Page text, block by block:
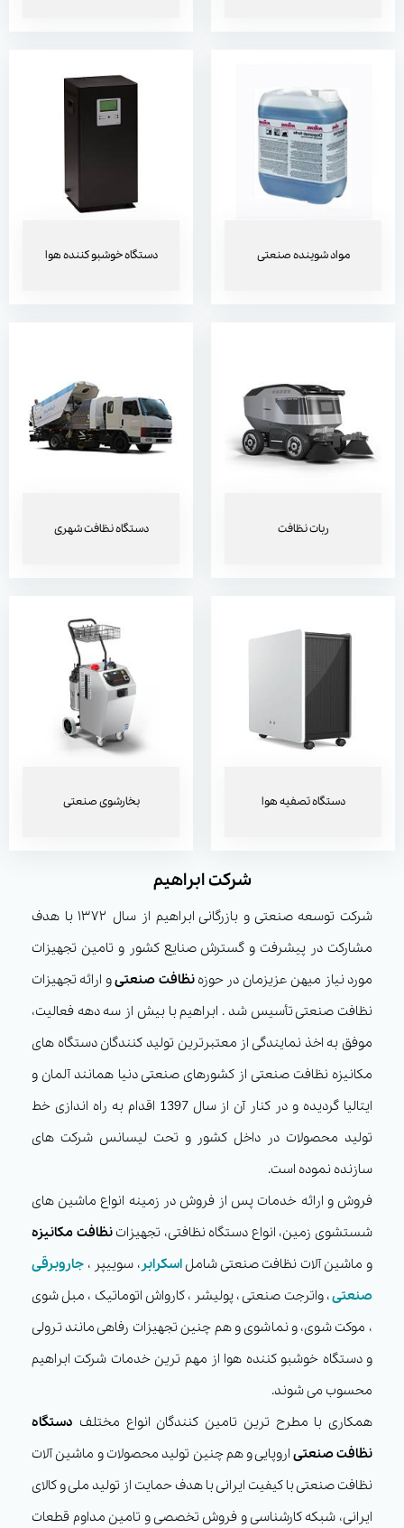
مواد شوینده صنعتی دستگاه خوشبو کننده هوا
ربات نظافت
ربات نظافت
دستگاه نظافت شهری
دستگاه نظافت شهری
دستگاه تصفیه هوا بخارشوی صنعتی
شرکت ابراهیم
شرکت توسعه صنعتی و بازرگانی ابراهیم از سال ۱۳۷۲ با هدف
مشارکت در پیشرفت و گسترش صنایع کشور و تامین تجهیزات
مورد نیاز میهن عزیزمان در حوزهنظافت صنعتیو ارائه تجهیزات
نظافت صنعتی تأسیس شد . ابراهیم با بیش از سه دهه فعالیت،
موفق به اخذ نمایندگی از معتبرترین تولید کنندگان دستگاه های
مکانیزه نظافت صنعتی از کشورهای صنعتی دنیا همانند آلمان و
ایتالیا گردیده و در کنار آن از سال 1397 اقدام به راه اندازی خط
تولید محصولات در داخل کشور و تحت لیسانس شرکت های
سازنده نموده است.
فروش و ارائه خدمات پس از فروش در زمینه انواع ماشین های
شستشوی زمین، انواع دستگاه نظافتی، تجهیزاتنظافت مکانیزه
و ماشین آلات نظافت صنعتی شاملاسکرابر، سوییپر ، جاروبرقی
صنعتی، واترجت صنعتی ، پولیشر ، کارواش اتوماتیک ، مبل شوی
، موکت شوی، و نماشوی و هم چنین تجهیزات رفاهی مانند ترولی
و دستگاه خوشبو کننده هوا از مهم ترین خدمات شرکت ابراهیم
محسوب می شوند.
همکاری با مطرح ترین تامین کنندگان انواع مختلف دستگاه
نظافت صنعتی اروپایی و هم چنین تولید محصولات و ماشین آلات
نظافت صنعتی با کیفیت ایرانی با هدف حمایت از تولید ملی و کالای
ایرانی، شبکه کارشناسی و فروش تخصصی و تامین مداوم قطعات